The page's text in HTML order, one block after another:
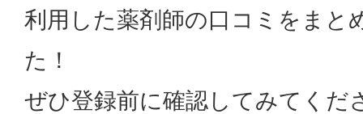
利用した薬剤師の口コミをまと
た！
ぜひ登録前に確認してみてくだ